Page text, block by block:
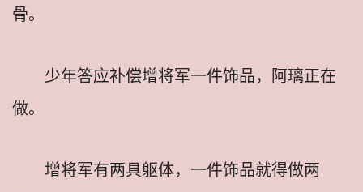
骨。
少年答应补偿增将军一件饰品，阿璃正在
做。
增将军有两具躯体，一件饰品就得做两